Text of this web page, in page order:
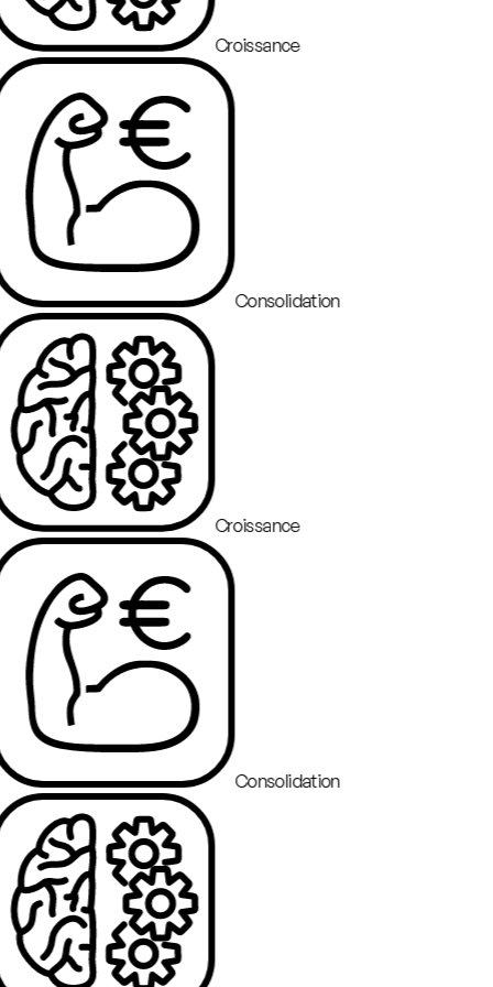
Croissance
Consolidation
Croissance
Consolidation